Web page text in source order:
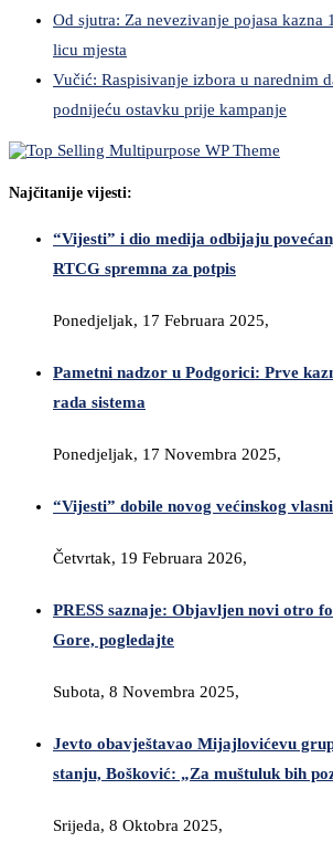
Od sjutra: Za nevezivanje pojasa kazna
licu mjesta
Vučić: Raspisivanje izbora u narednim
podnijeću ostavku prije kampanje
Najčitanije vijesti:
“Vijesti” i dio medija odbijaju
RTCG spremna za potpis
Ponedjeljak, 17 Februara 2025,
Pametni nadzor u Podgorici: Prve
rada sistema
Ponedjeljak, 17 Novembra 2025,
“Vijesti” dobile novog većinskog
Četvrtak, 19 Februara 2026,
PRESS saznaje: Objavljen novi otro
Gore, pogledajte
Subota, 8 Novembra 2025,
Jevto obavještavao Mijajlovićevu
stanju, Bošković: „Za muštuluk bih
Srijeda, 8 Oktobra 2025,